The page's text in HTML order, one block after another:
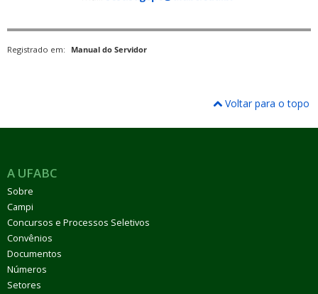
Registrado em: Manual do Servidor
Voltar para o topo
A UFABC
Sobre
Campi
Concursos e Processos Seletivos
Convênios
Documentos
Números
Setores